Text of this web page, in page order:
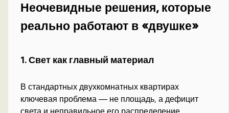
Неочевидные решения, которые
реально работают в «двушке»
1. Свет как главный материал
В стандартных двухкомнатных квартирах
ключевая проблема — не площадь, а дефицит